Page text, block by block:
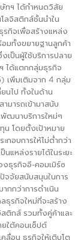
ทฯ ได้กำหนดวิสัย
ลจิสติกส์ชั้นนำใน
รกิจเพื่อสร้างแหล่ง
อมทั้งขยายฐานลูกค้า
เป็นผู้ใช้บริการปลาย
ได้แตกกลุ่มธุรกิจ
เพิ่มเติมจาก 4 กลุ่ม
นไป ทั้งในด้าน
มารถเข้ามาสนับ
พัฒนาบริการใหม่ๆ
น โดยตั้งเป้าหมาย
กอบการให้ไม่ต่ำกว่า
แหล่งรายได้ในระยะ
งธุรกิจอี-คอมเมิร์ซ
จจัยสนับสนุนในการ
กกว่าการดำเนิน
ธุรกิจใหม่ที่จะสร้าง
ติกส์ รวมทั้งคู่ค้าและ
ใต้คอนเซ็ปต์
ลื่อน ธุรกิจให้เติบโต